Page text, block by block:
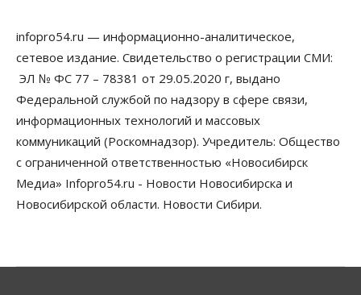
Общество
Новосибирским студентам помогают
адаптироваться к учебе через культуру
06 Августа 2026, 18:00
Бизнес Власть Недвижимость
Застройщики продавливают компромиссы по
площади участков для КРТ в Новосибирске
06 Августа 2026, 17:30
Около Заельцовского бора Новосибирска
infopro54.ru — информационно-аналитическое,
сетевое издание. Свидетельство о регистрации СМИ:
ЭЛ № ФС 77 – 78381 от 29.05.2020 г, выдано
Федеральной службой по надзору в сфере связи,
информационных технологий и массовых
коммуникаций (Роскомнадзор). Учредитель: Общество
с ограниченной ответственностью «Новосибирск
Медиа» Infopro54.ru - Новости Новосибирска и
Новосибирской области. Новости Сибири.